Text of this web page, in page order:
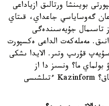
بويىنشا ورتالىق ازياداعى
گەوساياسي جاعداي، قىتاي
تاسىمال جۇيەسىندەگى
انىق. مەملەكەت الداعى ەكسپورت
قۇرىپ وتىر. الايدا ىشكى
بولماي ما؟ ونسىز دا از
ءوندىرىس كولەمىن قالاي ۇلعايتپاق؟ Kazinform ءتىلشىسى